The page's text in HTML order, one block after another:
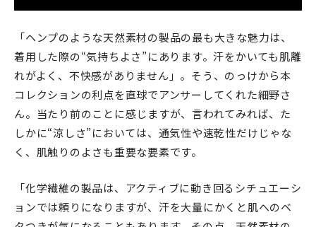
「ヘンプのような天然素材の製品の最も大きな魅力は、
着用した際の“気持ちよさ”にあります。汗をかいても肌離
れがよく、不快感がありません」。そう、のっけから本
コレクションの利点を直球でアンサーしてくれた細野さ
ん。当たり前のことに感じますが、言われてみれば、た
しかに“涼しさ”においては、通気性や速乾性だけじゃな
く、肌触りのよさも重要な要素です。
「化学繊維の製品は、アクティブに動き回るシチュエーシ
ョンでは頼りになりますが、汗を大量にかくと肌へのベ